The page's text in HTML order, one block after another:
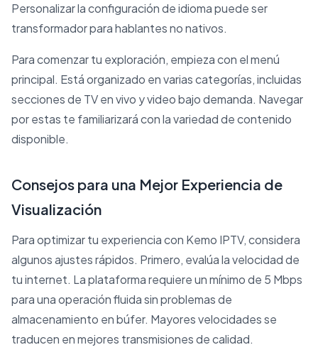
Personalizar la configuración de idioma puede ser
transformador para hablantes no nativos.
Para comenzar tu exploración, empieza con el menú
principal. Está organizado en varias categorías, incluidas
secciones de TV en vivo y video bajo demanda. Navegar
por estas te familiarizará con la variedad de contenido
disponible.
Consejos para una Mejor Experiencia de
Visualización
Para optimizar tu experiencia con Kemo IPTV, considera
algunos ajustes rápidos. Primero, evalúa la velocidad de
tu internet. La plataforma requiere un mínimo de 5 Mbps
para una operación fluida sin problemas de
almacenamiento en búfer. Mayores velocidades se
traducen en mejores transmisiones de calidad.